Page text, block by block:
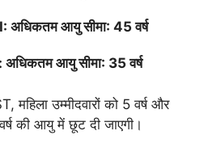
अधिकतम आयु सीमा: 45 वर्ष
अधिकतम आयु सीमा: 35 वर्ष
महिला उम्मीदवारों को 5 वर्ष और
की आयु में छूट दी जाएगी।